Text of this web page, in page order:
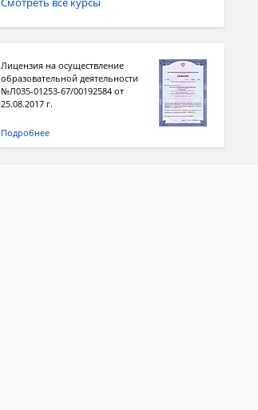
Лицензия на осуществление
образовательной деятельности
№Л035-01253-67/00192584 от
25.08.2017 г.
Подробнее